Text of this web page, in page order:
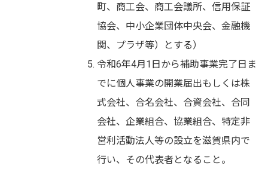
町、商工会、商工会議所、信用保証
協会、中小企業団体中央会、金融機
関、プラザ等）とする）
令和6年4月1日から補助事業完了日ま
でに個人事業の開業届出もしくは株
式会社、合名会社、合資会社、合同
会社、企業組合、協業組合、特定非
営利活動法人等の設立を滋賀県内で
行い、その代表者となること。